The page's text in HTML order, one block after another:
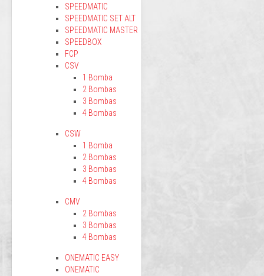
SPEEDMATIC
SPEEDMATIC SET ALT
SPEEDMATIC MASTER
SPEEDBOX
FCP
CSV
1 Bomba
2 Bombas
3 Bombas
4 Bombas
CSW
1 Bomba
2 Bombas
3 Bombas
4 Bombas
CMV
2 Bombas
3 Bombas
4 Bombas
ONEMATIC EASY
ONEMATIC